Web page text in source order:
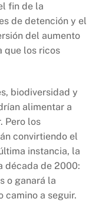
fin de la
de detención y el
del aumento
que los ricos
biodiversidad y
alimentar a
Pero los
convirtiendo el
instancia, la
década de 2000:
o ganará la
camino a seguir.